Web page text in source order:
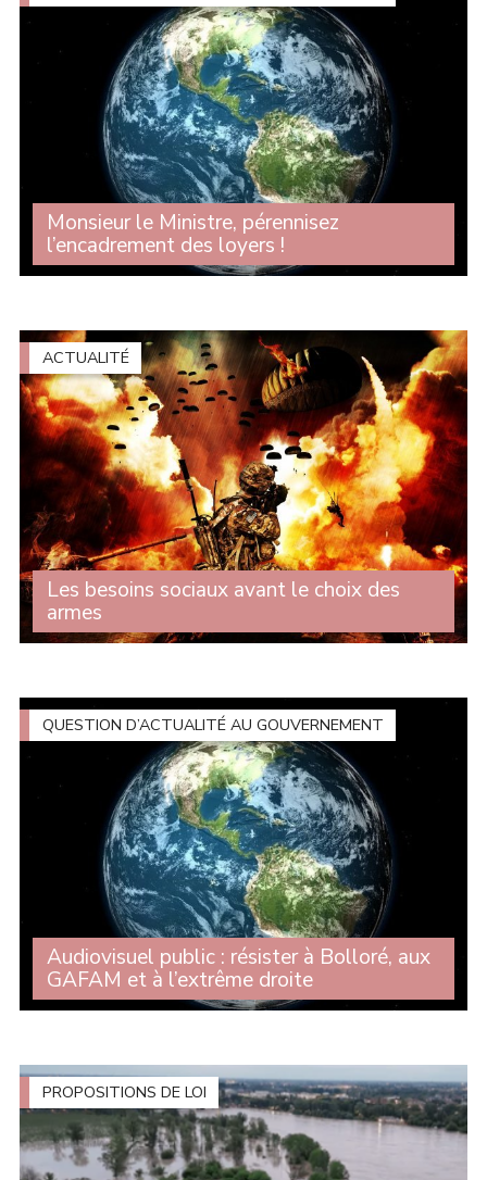
Monsieur le Ministre, pérennisez
l’encadrement des loyers !
L’encadrement des loyers doit être pérennisé, amélioré,
absolue ! Lors des questions au (...)
ACTUALITÉ
Les besoins sociaux avant le choix des
armes
Lors du débat sur les enjeux stratégiques de
de dénoncer une loi de programmation militaire (...)
QUESTION D’ACTUALITÉ AU GOUVERNEMENT
Audiovisuel public : résister à Bolloré, aux
GAFAM et à l’extrême droite
Alors que la commission d'enquête sur l'audiovisuel
radios et de journaux, Michelle (...)
PROPOSITIONS DE LOI